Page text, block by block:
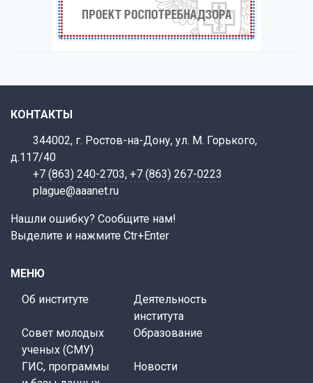
КОНТАКТЫ
344002, г. Ростов-на-Дону, ул. М. Горького,
д.117/40
+7 (863) 240-2703, +7 (863) 267-0223
plague@aaanet.ru
Нашли ошибку? Сообщите нам!
Выделите и нажмите Ctr+Enter
МЕНЮ
Об институте
Деятельность
института
Совет молодых
ученых (СМУ)
Образование
ГИС, программы
Новости